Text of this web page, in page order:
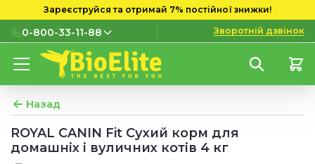
Зареєструйся та отримай 7% постійної знижки!
0-800-33-11-88
0-800-33-11-88
мобільних номерів
(097) 133 11 88
(095) 133 11 88
Зворотній дзвінок
Назад
ROYAL CANIN Fit Сухий корм для
домашніх і вуличних котів 4 кг